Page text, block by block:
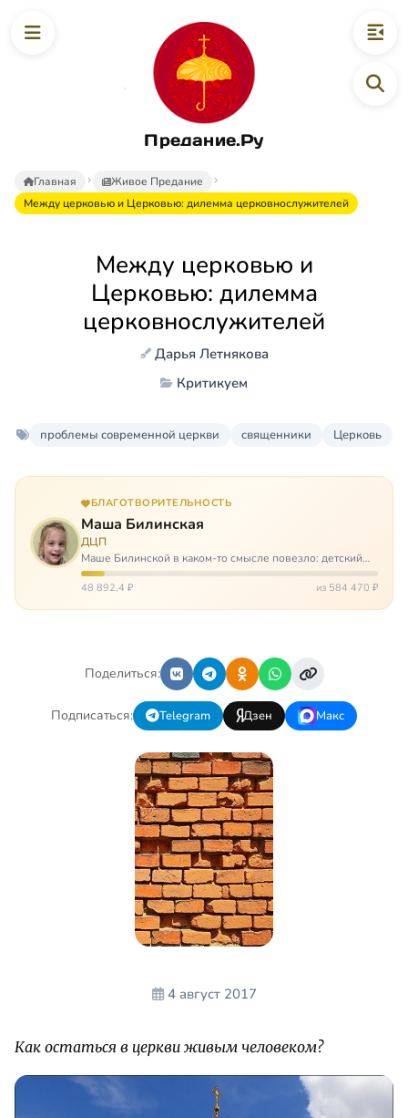
Предание.Ру
Главная
Живое Предание
Между церковью и Церковью: дилемма церковнослужителей
Между церковью и
Церковью: дилемма
церковнослужителей
Дарья Летнякова
Критикуем
проблемы современной церкви священники Церковь
БЛАГОТВОРИТЕЛЬНОСТЬ
Маша Билинская
ДЦП
Маше Билинской в каком-то смысле повезло: детский
церебральный паралич зацепил её не очень сильно. Но
всё-таки есть диагноз и есть немалые проблемы – Маша
48 892,4 ₽ из 584 470 ₽
Поделиться:
Подписаться: Telegram Дзен Макс
4 август 2017
Как остаться в церкви живым человеком?